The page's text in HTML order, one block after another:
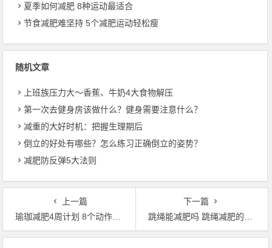
夏季如何减肥 8种运动最适合
节食减肥难坚持 5个减肥运动轻松瘦
随机文章
上班族压力大〜香蕉、牛奶4大食物解压
第一次去健身房该做什么？健身需要注意什么？
减重的大好时机：把握生理期后
倒立的好处有哪些？怎么练习正确倒立的姿势？
减肥防反弹5大法则
上一篇
瑜珈减肥4周计划 8个动作瘦一圈
下一篇
跳绳能减肥吗 跳绳减肥的正确做法